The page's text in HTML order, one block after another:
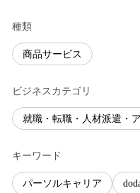
種類
商品サービス
ビジネスカテゴリ
就職・転職・人材派遣・
キーワード
パーソルキャリア